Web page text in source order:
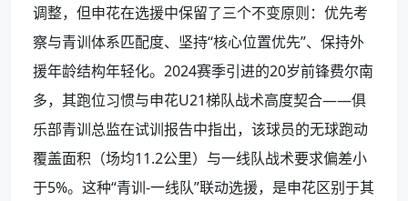
调整，但申花在选援中保留了三个不变原则：优先考
察与青训体系匹配度、坚持“核心位置优先”、保持外
援年龄结构年轻化。2024赛季引进的20岁前锋费尔南
多，其跑位习惯与申花U21梯队战术高度契合——俱
乐部青训总监在试训报告中指出，该球员的无球跑动
覆盖面积（场均11.2公里）与一线队战术要求偏差小
于5%。这种“青训-一线队”联动选援，是申花区别于其